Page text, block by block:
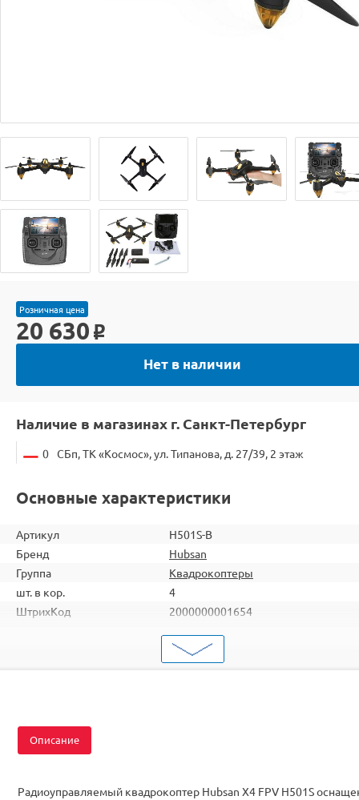
Розничная цена
20 630 o
Нет в наличии
Наличие в магазинах г. Санкт-Петербург
0 СБп, ТК «Космос», ул. Типанова, д. 27/39, 2 этаж
Основные характеристики
Артикул
H501S-B
Бренд
Hubsan
Группа
Квадрокоптеры
шт. в кор.
4
ШтрихКод
2000000001654
Для начинающих
Описание
Радиоуправляемый квадрокоптер Hubsan X4 FPV H501S